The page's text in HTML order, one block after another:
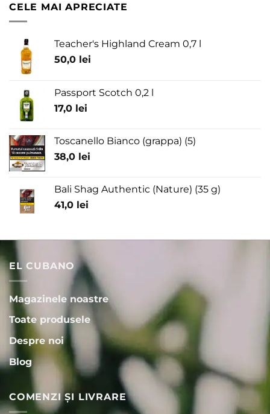
CELE MAI APRECIATE
Teacher's Highland Cream 0,7 l
50,0 lei
Passport Scotch 0,2 l
17,0 lei
Toscanello Bianco (grappa) (5)
38,0 lei
Bali Shag Authentic (Nature) (35 g)
41,0 lei
EL CUBANO
Magazinele noastre
Toate produsele
Despre noi
Blog
COMENZI ȘI LIVRARE